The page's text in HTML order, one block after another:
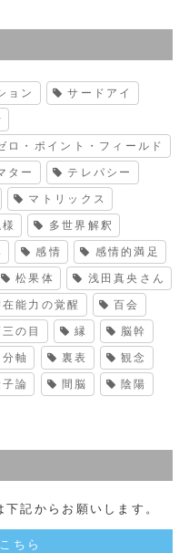
ョン サードアイ
ロ・ポイント・フィールド
ター テレパシー
マトリックス
多世界解釈
感情 感情的満足
松果体 浅田真央さん
在能力の覚醒 百会
の目 縁 脳幹
分軸 裏表 観念
子論 間脳 陰陽
記からお願いします。
ちら